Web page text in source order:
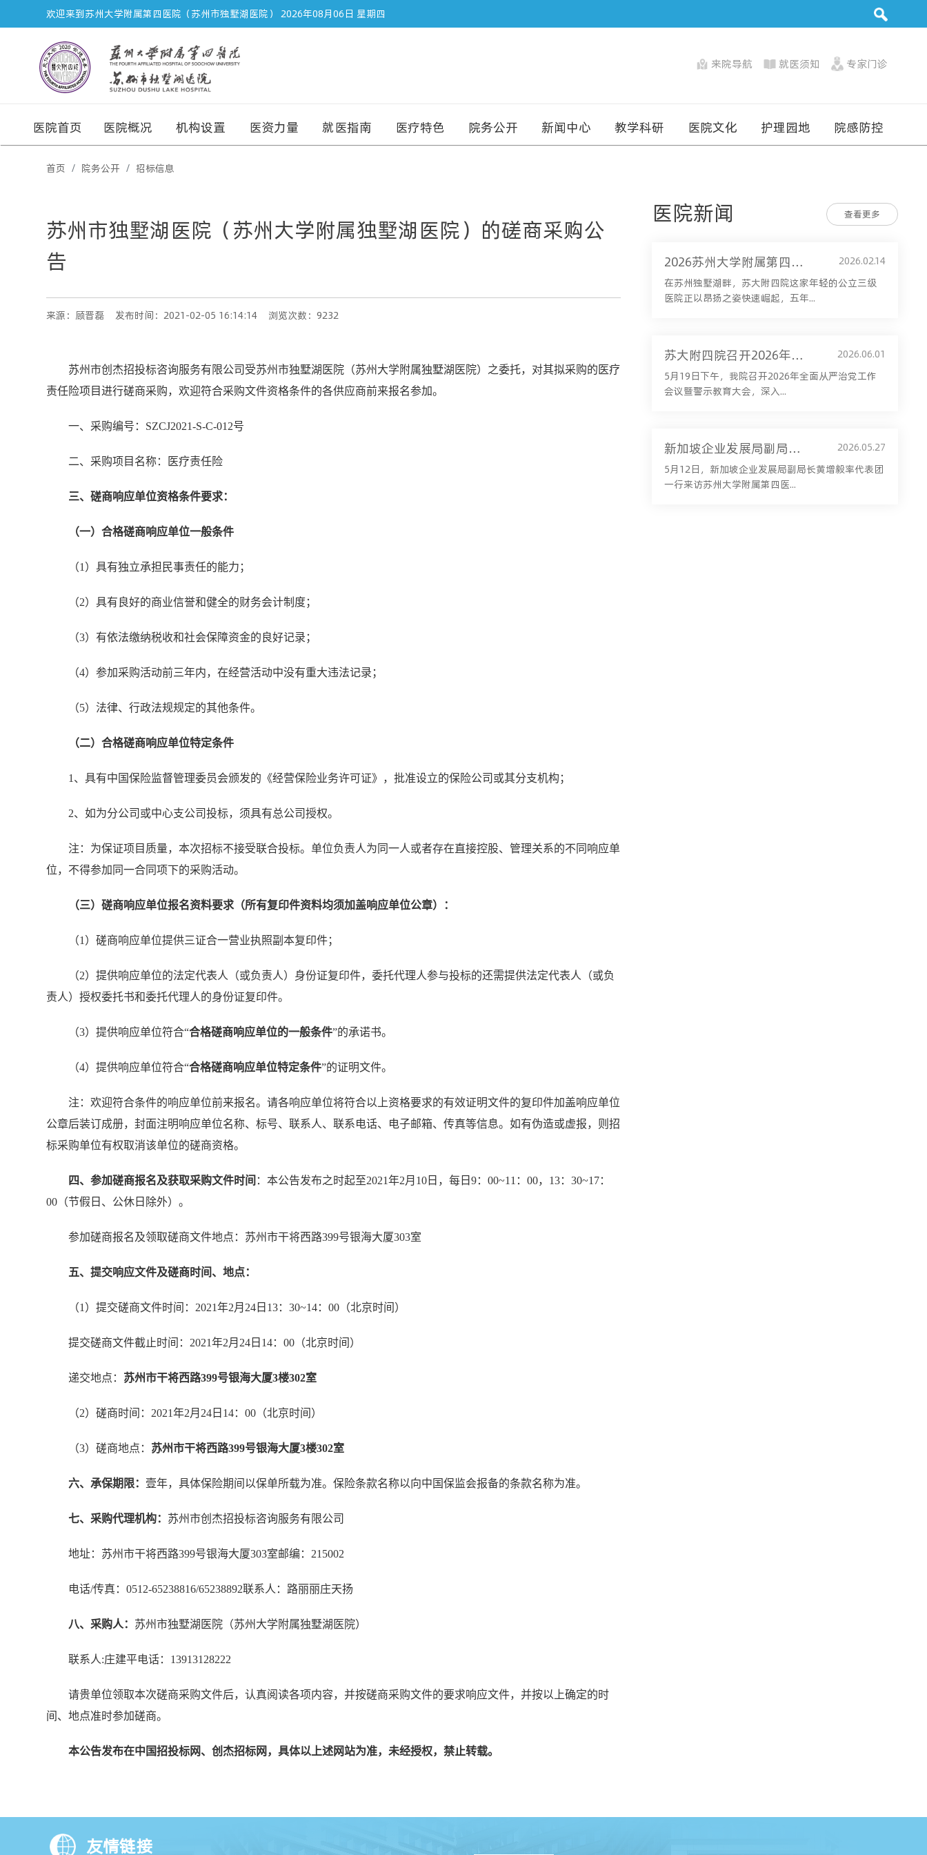
欢迎来到苏州大学附属第四医院（苏州市独墅湖医院） 2026年08月06日 星期四
来院导航 就医须知 专家门诊
医院首页 医院概况 机构设置 医资力量 就医指南 医疗特色 院务公开 新闻中心 教学科研 医院文化 护理园地 院感防控
首页 院务公开 招标信息
苏州市独墅湖医院（苏州大学附属独墅湖医院）的磋商采购公
告
来源：顾晋磊 发布时间：2021-02-05 16:14:14 浏览次数：9232
苏州市创杰招投标咨询服务有限公司受苏州市独墅湖医院（苏州大学附属独墅湖医院）之委托，对其拟采购的医疗
责任险项目进行磋商采购，欢迎符合采购文件资格条件的各供应商前来报名参加。
一、采购编号：SZCJ2021-S-C-012号
二、采购项目名称：医疗责任险
三、磋商响应单位资格条件要求：
（一）合格磋商响应单位一般条件
（1）具有独立承担民事责任的能力；
（2）具有良好的商业信誉和健全的财务会计制度；
（3）有依法缴纳税收和社会保障资金的良好记录；
（4）参加采购活动前三年内，在经营活动中没有重大违法记录；
（5）法律、行政法规规定的其他条件。
（二）合格磋商响应单位特定条件
1、具有中国保险监督管理委员会颁发的《经营保险业务许可证》，批准设立的保险公司或其分支机构；
2、如为分公司或中心支公司投标，须具有总公司授权。
注：为保证项目质量，本次招标不接受联合投标。单位负责人为同一人或者存在直接控股、管理关系的不同响应单
位，不得参加同一合同项下的采购活动。
（三）磋商响应单位报名资料要求（所有复印件资料均须加盖响应单位公章）：
（1）磋商响应单位提供三证合一营业执照副本复印件；
（2）提供响应单位的法定代表人（或负责人）身份证复印件，委托代理人参与投标的还需提供法定代表人（或负
责人）授权委托书和委托代理人的身份证复印件。
（3）提供响应单位符合“合格磋商响应单位的一般条件”的承诺书。
（4）提供响应单位符合“合格磋商响应单位特定条件”的证明文件。
注：欢迎符合条件的响应单位前来报名。请各响应单位将符合以上资格要求的有效证明文件的复印件加盖响应单位
公章后装订成册，封面注明响应单位名称、标号、联系人、联系电话、电子邮箱、传真等信息。如有伪造或虚报，则招
标采购单位有权取消该单位的磋商资格。
四、参加磋商报名及获取采购文件时间 ：本公告发布之时起至2021年2月10日，每日9：00~11：00，13：30~17：
00（节假日、公休日除外）。
参加磋商报名及领取磋商文件地点：苏州市干将西路399号银海大厦303室
五、提交响应文件及磋商时间、地点：
（1）提交磋商文件时间：2021年2月24日13：30~14：00（北京时间）
提交磋商文件截止时间：2021年2月24日14：00（北京时间）
递交地点： 苏州市干将西路399号银海大厦3楼302室
（2）磋商时间：2021年2月24日14：00（北京时间）
（3）磋商地点： 苏州市干将西路399号银海大厦3楼302室
六、承保期限： 壹年，具体保险期间以保单所载为准。保险条款名称以向中国保监会报备的条款名称为准。
七、采购代理机构： 苏州市创杰招投标咨询服务有限公司
地址：苏州市干将西路399号银海大厦303室邮编：215002
电话/传真：0512-65238816/65238892联系人：路丽丽庄天扬
八、采购人： 苏州市独墅湖医院（苏州大学附属独墅湖医院）
联系人:庄建平电话：13913128222
请贵单位领取本次磋商采购文件后，认真阅读各项内容，并按磋商采购文件的要求响应文件，并按以上确定的时
间、地点准时参加磋商。
本公告发布在中国招投标网、创杰招标网，具体以上述网站为准，未经授权，禁止转载。
医院新闻 查看更多
2026苏州大学附属第四医院（苏州市独墅湖医院）新春贺词：这一年，我们淬炼五载让“苏四”更“舒适”
2026.02.14
在苏州独墅湖畔，苏大附四院这家年轻的公立三级
医院正以昂扬之姿快速崛起，五年...
苏大附四院召开2026年全面从严治党工作会议暨警示教育大会
2026.06.01
5月19日下午，我院召开2026年全面从严治党工作
会议暨警示教育大会，深入...
新加坡企业发展局副局长黄增毅一行来访我院考察交流
2026.05.27
5月12日，新加坡企业发展局副局长黄增毅率代表团
一行来访苏州大学附属第四医...
友情链接